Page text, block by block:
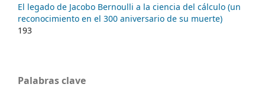
El legado de Jacobo Bernoulli a la ciencia del cálculo (un
reconocimiento en el 300 aniversario de su muerte)
193
Palabras clave